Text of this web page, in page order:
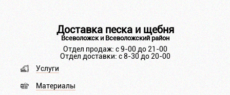
Доставка песка и щебня
Всеволожск и Всеволожский район
Отдел продаж: с 9-00 до 21-00
Отдел доставки: с 8-30 до 20-00
Услуги
Материалы